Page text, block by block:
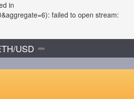
in
failed to open stream:
USD